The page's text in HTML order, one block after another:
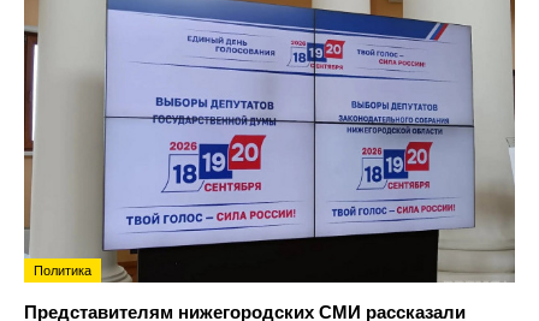
Политика
Представителям нижегородских СМИ рассказали